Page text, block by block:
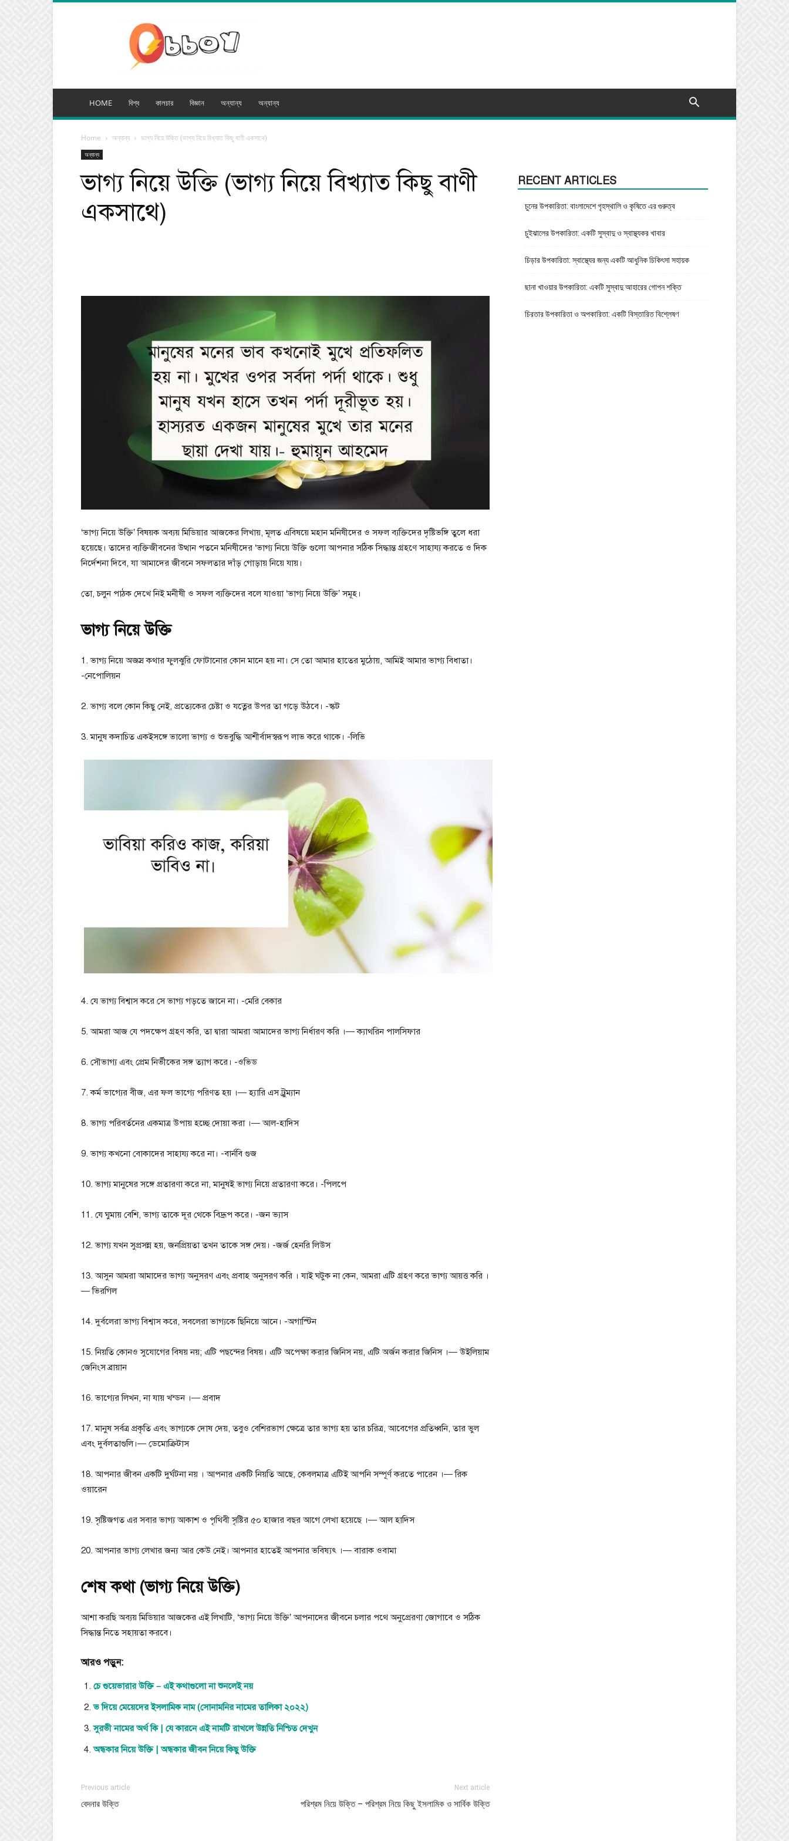
মিডিয়া
HOME বিশ্ব কালচার বিজ্ঞান অন্যান্য অন্যান্য
Home অন্যান্য ভাগ্য নিয়ে উক্তি (ভাগ্য নিয়ে বিখ্যাত কিছু বাণী একসাথে)
অন্যান্য
ভাগ্য নিয়ে উক্তি (ভাগ্য নিয়ে বিখ্যাত কিছু বাণী
একসাথে)
‘ভাগ্য নিয়ে উক্তি’ বিষয়ক অব্যয় মিডিয়ার আজকের লিখায়, মূলত এবিষয়ে মহান মনিষীদের ও সফল ব্যক্তিদের দৃষ্টিভঙ্গি তুলে ধরা
হয়েছে। তাদের ব্যক্তিজীবনের উত্থান পতনে মনিষীদের ‘ভাগ্য নিয়ে উক্তি গুলো আপনার সঠিক সিদ্ধান্ত গ্রহণে সাহায্য করতে ও দিক
নির্দেশনা দিবে, যা আমাদের জীবনে সফলতার দাঁড় গোড়ায় নিয়ে যায়।
তো, চলুন পাঠক দেখে নিই মনীষী ও সফল ব্যক্তিদের বলে যাওয়া ‘ভাগ্য নিয়ে উক্তি’ সমূহ।
ভাগ্য নিয়ে উক্তি
1. ভাগ্য নিয়ে অজস্র কথার ফুলঝুরি ফোটানোর কোন মানে হয় না। সে তো আমার হাতের মুঠোয়, আমিই আমার ভাগ্য বিধাতা।
-নেপোলিয়ন
2. ভাগ্য বলে কোন কিছু নেই, প্রত্যেকের চেষ্টা ও যত্নের উপর তা গড়ে উঠবে। -স্কট
3. মানুষ কদাচিত একইসঙ্গে ভালো ভাগ্য ও শুভবুদ্ধি আশীর্বাদস্বরূপ লাভ করে থাকে। -লিভি
4. যে ভাগ্য বিশ্বাস করে সে ভাগ্য গড়তে জানে না। -মেরি বেকার
5. আমরা আজ যে পদক্ষেপ গ্রহণ করি, তা দ্বারা আমরা আমাদের ভাগ্য নির্ধারণ করি ।— ক্যাথরিন পালসিফার
6. সৌভাগ্য এবং প্রেম নির্ভীকের সঙ্গ ত্যাগ করে। -ওভিড
7. কর্ম ভাগ্যের বীজ, এর ফল ভাগ্যে পরিণত হয় ।— হ্যারি এস ট্রুম্যান
8. ভাগ্য পরিবর্তনের একমাত্র উপায় হচ্ছে দোয়া করা ।— আল-হাদিস
9. ভাগ্য কখনো বোকাদের সাহায্য করে না। -বার্নবি গুজ
10. ভাগ্য মানুষের সঙ্গে প্রতারণা করে না, মানুষই ভাগ্য নিয়ে প্রতারণা করে। -পিলপে
11. যে ঘুমায় বেশি, ভাগ্য তাকে দূর থেকে বিদ্রূপ করে। -জন ভ্যাস
12. ভাগ্য যখন সুপ্রসন্ন হয়, জনপ্রিয়তা তখন তাকে সঙ্গ দেয়। -জর্জ হেনরি লিউস
13. আসুন আমরা আমাদের ভাগ্য অনুসরণ এবং প্রবাহ অনুসরণ করি । যাই ঘটুক না কেন, আমরা এটি গ্রহণ করে ভাগ্য আয়ত্ত করি ।
— ভিরগিল
14. দুর্বলেরা ভাগ্য বিশ্বাস করে, সবলেরা ভাগ্যকে ছিনিয়ে আনে। -অগাস্টিন
15. নিয়তি কোনও সুযোগের বিষয় নয়; এটি পছন্দের বিষয়। এটি অপেক্ষা করার জিনিস নয়, এটি অর্জন করার জিনিস ।— উইলিয়াম
জেনিংস ব্রায়ান
16. ভাগ্যের লিখন, না যায় খন্ডন ।— প্রবাদ
17. মানুষ সর্বত্র প্রকৃতি এবং ভাগ্যকে দোষ দেয়, তবুও বেশিরভাগ ক্ষেত্রে তার ভাগ্য হয় তার চরিত্র, আবেগের প্রতিধ্বনি, তার ভুল
এবং দুর্বলতাগুলি।— ডেমোক্রিটাস
18. আপনার জীবন একটি দুর্ঘটনা নয় । আপনার একটি নিয়তি আছে, কেবলমাত্র এটিই আপনি সম্পূর্ণ করতে পারেন ।— রিক
ওয়ারেন
19. সৃষ্টিজগত এর সবার ভাগ্য আকাশ ও পৃথিবী সৃষ্টির ৫০ হাজার বছর আগে লেখা হয়েছে ।— আল হাদিস
20. আপনার ভাগ্য লেখার জন্য আর কেউ নেই। আপনার হাতেই আপনার ভবিষ্যৎ ।— বারাক ওবামা
শেষ কথা (ভাগ্য নিয়ে উক্তি)
আশা করছি অব্যয় মিডিয়ার আজকের এই লিখাটি, ‘ভাগ্য নিয়ে উক্তি’ আপনাদের জীবনে চলার পথে অনুপ্রেরণা জোগাবে ও সঠিক
সিদ্ধান্ত নিতে সহায়তা করবে।
আরও পড়ুন:
চে গুয়েভারার উক্তি – এই কথাগুলো না শুনলেই নয়
ভ দিয়ে মেয়েদের ইসলামিক নাম (সোনামনির নামের তালিকা ২০২২)
সুরভী নামের অর্থ কি | যে কারনে এই নামটি রাখলে উন্নতি নিশ্চিত দেখুন
অন্ধকার নিয়ে উক্তি | অন্ধকার জীবন নিয়ে কিছু উক্তি
Previous article
বেদনার উক্তি
Next article
পরিশ্রম নিয়ে উক্তি – পরিশ্রম নিয়ে কিছু ইসলামিক ও সার্বিক উক্তি
RECENT ARTICLES
চুনের উপকারিতা: বাংলাদেশে গৃহস্থালি ও কৃষিতে এর গুরুত্ব
চুইঝালের উপকারিতা: একটি সুস্বাদু ও স্বাস্থ্যকর খাবার
চিড়ার উপকারিতা: স্বাস্থ্যের জন্য একটি আধুনিক চিকিৎসা সহায়ক
ছানা খাওয়ার উপকারিতা: একটি সুস্বাদু আহারের গোপন শক্তি
চিরতার উপকারিতা ও অপকারিতা: একটি বিস্তারিত বিশ্লেষণ